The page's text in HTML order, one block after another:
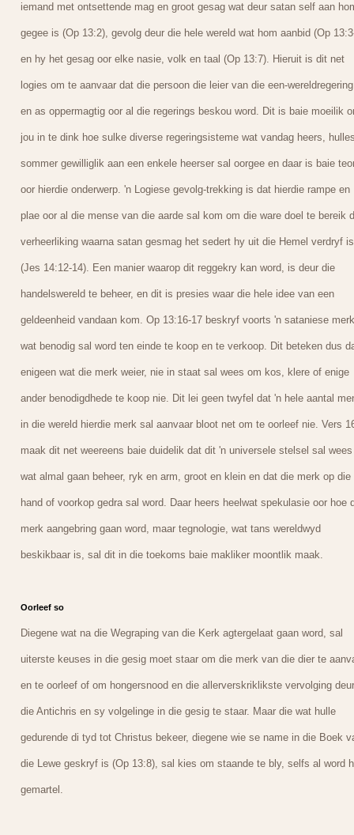
iemand met ontsettende mag en groot gesag wat deur satan self aan
gegee is (Op 13:2), gevolg deur die hele wereld wat hom aanbid (Op
en hy het gesag oor elke nasie, volk en taal (Op 13:7). Hieruit is dit net
logies om te aanvaar dat die persoon die leier van die een-
en as oppermagtig oor al die regerings beskou word. Dit is baie moeilik
jou in te dink hoe sulke diverse regeringsisteme wat vandag heers,
sommer gewilliglik aan een enkele heerser sal oorgee en daar is baie
oor hierdie onderwerp. 'n Logiese gevolg-trekking is dat hierdie rampe en
plae oor al die mense van die aarde sal kom om die ware doel te bereik
verheerliking waarna satan gesmag het sedert hy uit die Hemel verdryf is
(Jes 14:12-14). Een manier waarop dit reggekry kan word, is deur die
handelswereld te beheer, en dit is presies waar die hele idee van een
geldeenheid vandaan kom. Op 13:16-17 beskryf voorts 'n sataniese merk
wat benodig sal word ten einde te koop en te verkoop. Dit beteken dus
enigeen wat die merk weier, nie in staat sal wees om kos, klere of enige
ander benodigdhede te koop nie. Dit lei geen twyfel dat 'n hele aantal
in die wereld hierdie merk sal aanvaar bloot net om te oorleef nie. Vers
maak dit net weereens baie duidelik dat dit 'n universele stelsel sal wees
wat almal gaan beheer, ryk en arm, groot en klein en dat die merk op die
hand of voorkop gedra sal word. Daar heers heelwat spekulasie oor hoe
merk aangebring gaan word, maar tegnologie, wat tans wereldwyd
beskikbaar is, sal dit in die toekoms baie makliker moontlik maak.
Oorleef so
Diegene wat na die Wegraping van die Kerk agtergelaat gaan word, sal
uiterste keuses in die gesig moet staar om die merk van die dier te
en te oorleef of om hongersnood en die allerverskriklikste vervolging deur
die Antichris en sy volgelinge in die gesig te staar. Maar die wat hulle
gedurende di tyd tot Christus bekeer, diegene wie se name in die Boek
die Lewe geskryf is (Op 13:8), sal kies om staande te bly, selfs al word
gemartel.